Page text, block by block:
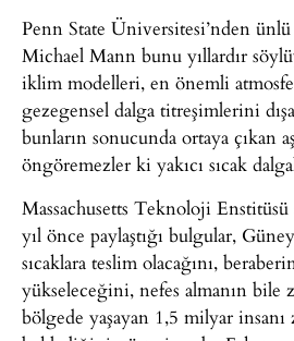
Penn State Üniversitesi’nden
Michael Mann bunu yıllardır
iklim modelleri, en önemli
gezegensel dalga titreşimlerini
bunların sonucunda ortaya çıkan
öngöremezler ki yakıcı sıcak
Massachusetts Teknoloji Enstitüsü
yıl önce paylaştığı bulgular,
sıcaklara teslim olacağını,
yükseleceğini, nefes almanın bile
bölgede yaşayan 1,5 milyar